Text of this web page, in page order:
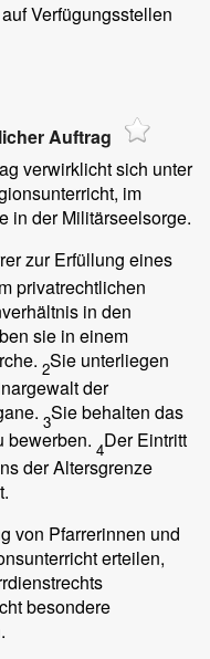
Verfügungsstellen
Auftrag
verwirklicht sich unter
im
in der Militärseelsorge.
zur Erfüllung eines
privatrechtlichen
in den
sie in einem
2Sie unterliegen
der
3Sie behalten das
bewerben. 4Der Eintritt
der Altersgrenze
von Pfarrerinnen und
erteilen,
besondere